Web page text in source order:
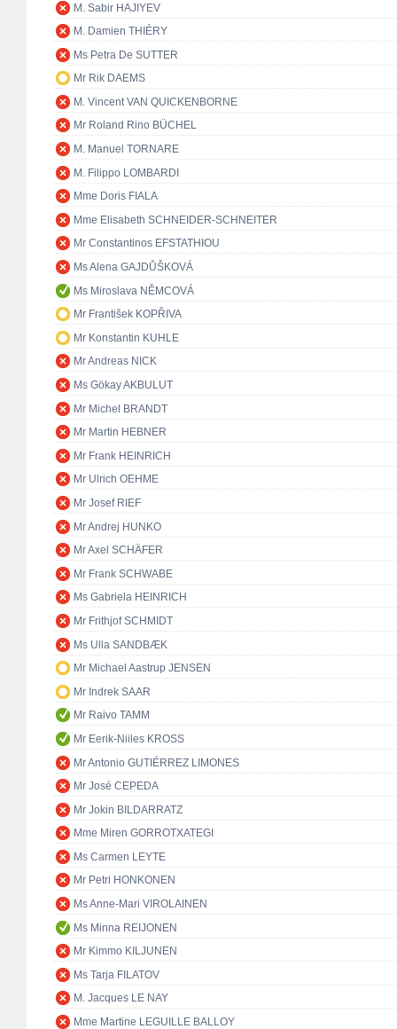
M. Sabir HAJIYEV
M. Damien THIÉRY
Ms Petra De SUTTER
Mr Rik DAEMS
M. Vincent VAN QUICKENBORNE
Mr Roland Rino BÜCHEL
M. Manuel TORNARE
M. Filippo LOMBARDI
Mme Doris FIALA
Mme Elisabeth SCHNEIDER-SCHNEITER
Mr Constantinos EFSTATHIOU
Ms Alena GAJDŮŠKOVÁ
Ms Miroslava NĚMCOVÁ
Mr František KOPŘIVA
Mr Konstantin KUHLE
Mr Andreas NICK
Ms Gökay AKBULUT
Mr Michel BRANDT
Mr Martin HEBNER
Mr Frank HEINRICH
Mr Ulrich OEHME
Mr Josef RIEF
Mr Andrej HUNKO
Mr Axel SCHÄFER
Mr Frank SCHWABE
Ms Gabriela HEINRICH
Mr Frithjof SCHMIDT
Ms Ulla SANDBÆK
Mr Michael Aastrup JENSEN
Mr Indrek SAAR
Mr Raivo TAMM
Mr Eerik-Niiles KROSS
Mr Antonio GUTIÉRREZ LIMONES
Mr José CEPEDA
Mr Jokin BILDARRATZ
Mme Miren GORROTXATEGI
Ms Carmen LEYTE
Mr Petri HONKONEN
Ms Anne-Mari VIROLAINEN
Ms Minna REIJONEN
Mr Kimmo KILJUNEN
Ms Tarja FILATOV
M. Jacques LE NAY
Mme Martine LEGUILLE BALLOY